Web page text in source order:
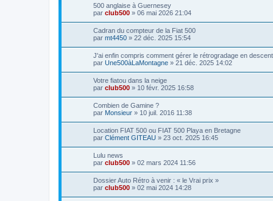
500 anglaise à Guernesey
par club500 » 06 mai 2026 21:04
Cadran du compteur de la Fiat 500
par mt4450 » 22 déc. 2025 15:54
J'ai enfin compris comment gérer le rétrogradage en
par Une500àLaMontagne » 21 déc. 2025 14:02
Votre fiatou dans la neige
par club500 » 10 févr. 2025 16:58
Combien de Gamine ?
par Monsieur » 10 juil. 2016 11:38
Location FIAT 500 ou FIAT 500 Playa en Bretagne
par Clément GITEAU » 23 oct. 2025 16:45
Lulu news
par club500 » 02 mars 2024 11:56
Dossier Auto Rétro à venir : « le Vrai prix »
par club500 » 02 mai 2024 14:28